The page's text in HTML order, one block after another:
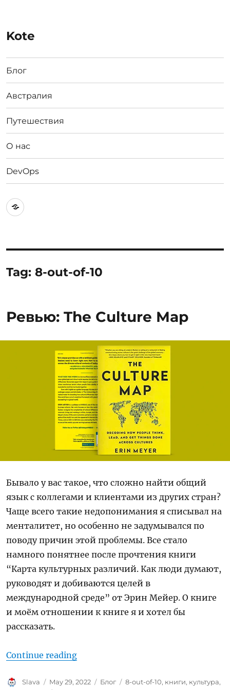
Kote
Блог
Австралия
Путешествия
О нас
DevOps
Австралия
Tag:8-out-of-10
Ревью: The Culture Map
Бывало у вас такое, что сложно найти общий
язык с коллегами и клиентами из других стран?
Чаще всего такие недопонимания я списывал на
менталитет, но особенно не задумывался по
поводу причин этой проблемы. Все стало
намного понятнее после прочтения книги
“Карта культурных различий. Как люди думают,
руководят и добиваются целей в
международной среде” от Эрин Мейер. О книге
и моём отношении к книге я и хотел бы
рассказать.
Continue reading“Ревью: The Culture Map”
Author
Slava
Posted
May 29, 2022 Categories
Блог Tags
8-out-of-10, книги, культура,